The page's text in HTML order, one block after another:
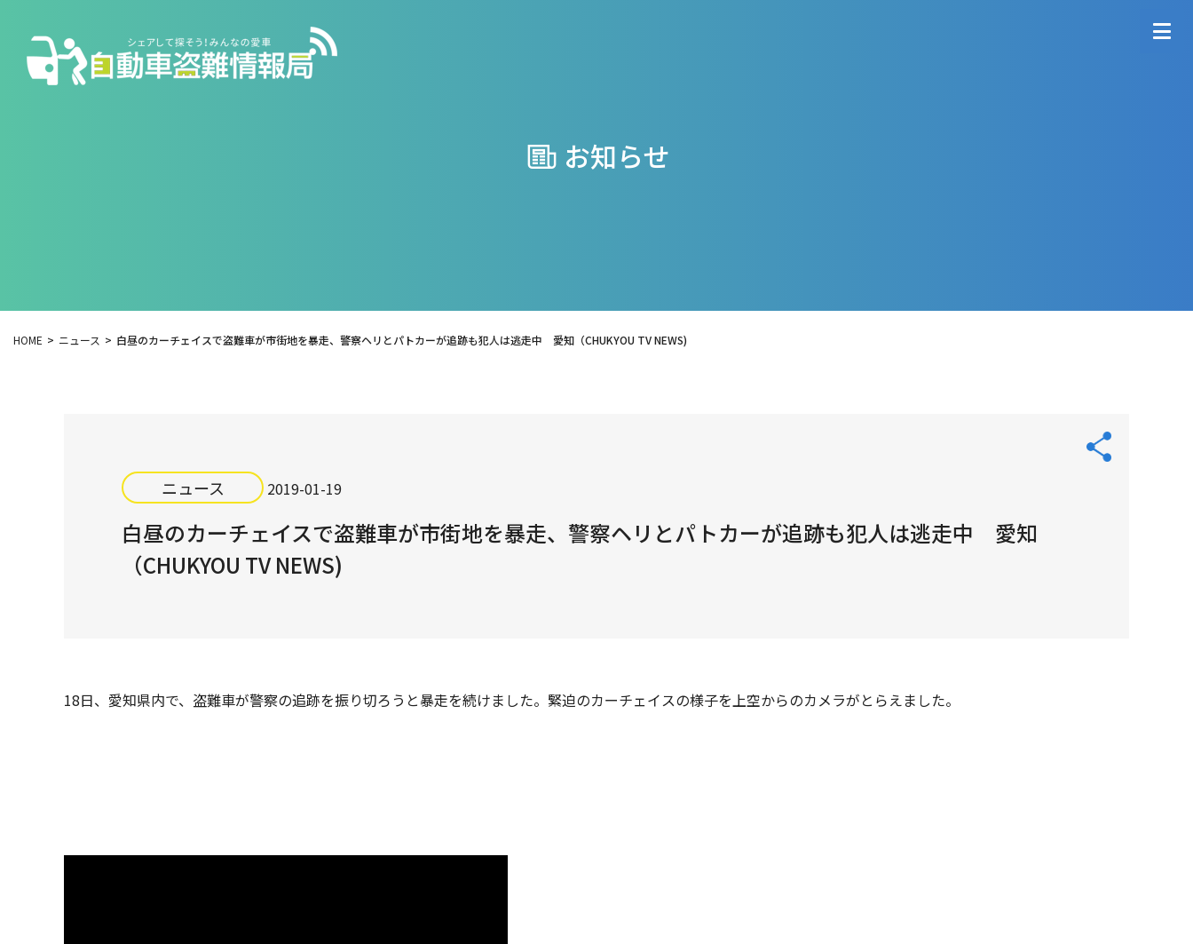
お知らせ
HOME ニュース 白昼のカーチェイスで盗難車が市街地を暴走、警察ヘリとパトカーが追跡も犯人は逃走中 愛知（CHUKYOU TV NEWS)
ニュース 2019-01-19
白昼のカーチェイスで盗難車が市街地を暴走、警察ヘリとパトカーが追跡も犯人は逃走中 愛知
（CHUKYOU TV NEWS)
18日、愛知県内で、盗難車が警察の追跡を振り切ろうと暴走を続けました。緊迫のカーチェイスの様子を上空からのカメラがとらえました。